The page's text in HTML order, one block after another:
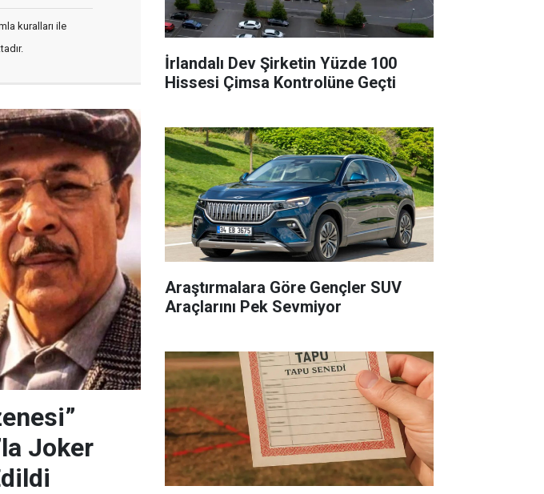
kuralları ile
Joker
İrlandalı Dev Şirketin Yüzde 100
Hissesi Çimsa Kontrolüne Geçti
Araştırmalara Göre Gençler SUV
Araçlarını Pek Sevmiyor